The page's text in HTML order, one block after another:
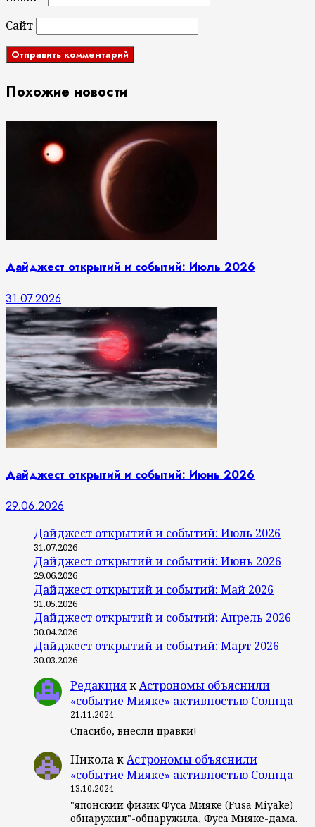
Сайт
Похожие новости
Дайджест открытий и событий: Июль 2026
31.07.2026
Дайджест открытий и событий: Июнь 2026
29.06.2026
Дайджест открытий и событий: Июль 2026
31.07.2026
Дайджест открытий и событий: Июнь 2026
29.06.2026
Дайджест открытий и событий: Май 2026
31.05.2026
Дайджест открытий и событий: Апрель 2026
30.04.2026
Дайджест открытий и событий: Март 2026
30.03.2026
РедакциякАстрономы объяснили
«событие Мияке» активностью Солнца
21.11.2024
Спасибо, внесли правки!
НиколакАстрономы объяснили
«событие Мияке» активностью Солнца
13.10.2024
"японский физик Фуса Мияке (Fusa Miyake)
обнаружил"-обнаружила, Фуса Мияке-дама.